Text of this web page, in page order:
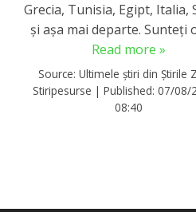
Grecia, Tunisia, Egipt, Italia,
și așa mai departe. Sunteți
Read more »
Source:Ultimele știri din Știrile
Stiripesurse |Published:07/08/
08:40